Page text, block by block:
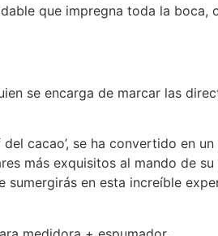
que impregna toda la boca,
se encarga de marcar las
cacao’, se ha convertido en
más exquisitos al mando de su
sumergirás en esta increíble